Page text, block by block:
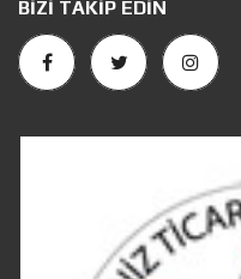
BIZI TAKIP EDIN